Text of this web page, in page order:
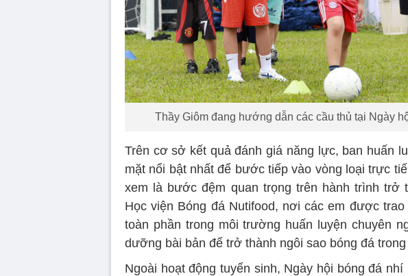
Thầy Giôm đang hướng dẫn các cầu thủ tại Ngày
Trên cơ sở kết quả đánh giá năng lực, ban huấn
mặt nổi bật nhất để bước tiếp vào vòng loại trực
xem là bước đệm quan trọng trên hành trình trở
Học viện Bóng đá Nutifood, nơi các em được
toàn phần trong môi trường huấn luyện chuyên
dưỡng bài bản để trở thành ngôi sao bóng đá
Ngoài hoạt động tuyển sinh, Ngày hội bóng đá